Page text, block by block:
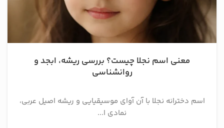
معنی اسم نجلا چیست؟ بررسی ریشه، ابجد و
روانشناسی
اسم دخترانه نجلا با آن آوای موسیقیایی و ریشه اصیل عربی،
نمادی ا...